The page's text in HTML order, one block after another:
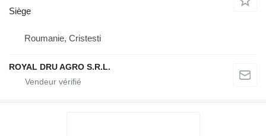
Siège
Roumanie, Cristesti
ROYAL DRU AGRO S.R.L.